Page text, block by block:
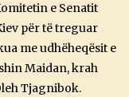
e Senatit
për të treguar
me udhëheqësit e
Maidan, krah
Tjagnibok.